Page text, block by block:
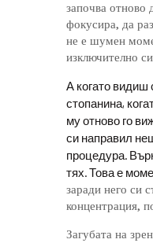
започва отново
фокусира, да
не е шумен
изключително
А когато видиш
стопанина,
му отново го
си направил
процедура.
тях. Това е
заради него си
концентрация,
Загубата на